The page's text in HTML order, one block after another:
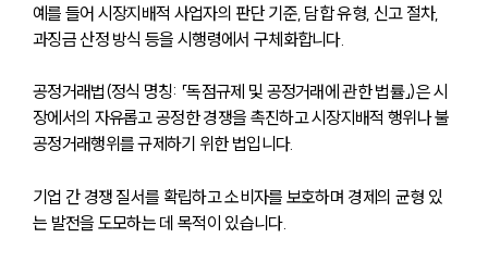
예를 들어 시장지배적 사업자의 판단 기준, 담합 유형, 신고 절차,
과징금 산정 방식 등을 시행령에서 구체화합니다.
공정거래법(정식 명칭: 「독점규제 및 공정거래에 관한 법률」)은 시
장에서의 자유롭고 공정한 경쟁을 촉진하고 시장지배적 행위나 불
공정거래행위를 규제하기 위한 법입니다.
기업 간 경쟁 질서를 확립하고 소비자를 보호하며 경제의 균형 있
는 발전을 도모하는 데 목적이 있습니다.